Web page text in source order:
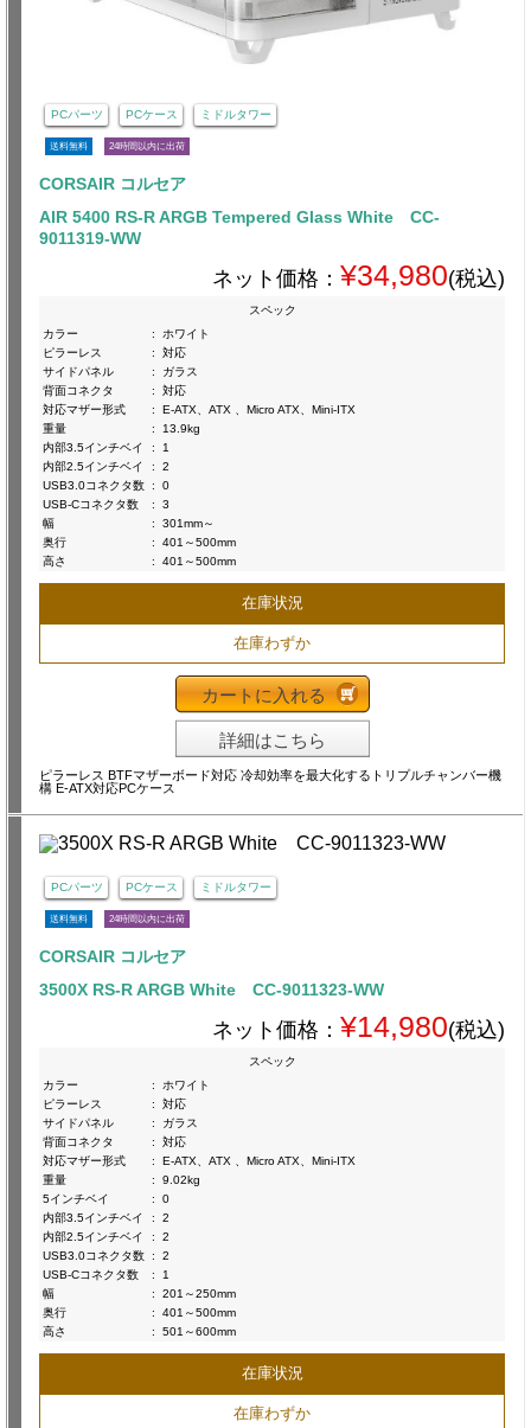
PCパーツ PCケース ミドルタワー
送料無料 24時間以内に出荷
CORSAIR コルセア
AIR 5400 RS-R ARGB Tempered Glass White CC-
9011319-WW
ネット価格： ¥34,980(税込)
スペック
カラー
:
ホワイト
ピラーレス
:
対応
サイドパネル
:
ガラス
背面コネクタ
:
対応
対応マザー形式
:
E-ATX、ATX 、Micro ATX、Mini-ITX
重量
:
13.9kg
内部3.5インチベイ
:
1
内部2.5インチベイ
:
2
USB3.0コネクタ数 :
0
USB-Cコネクタ数
:
3
幅
:
301mm～
奥行
:
401～500mm
高さ
: 401～500mm
在庫状況
在庫わずか
カートに入れる
詳細はこちら
ピラーレス BTFマザーボード対応 冷却効率を最大化するトリプルチャンバー機
構 E-ATX対応PCケース
PCパーツ PCケース ミドルタワー
送料無料 24時間以内に出荷
CORSAIR コルセア
3500X RS-R ARGB White CC-9011323-WW
ネット価格： ¥14,980(税込)
スペック
カラー
:
ホワイト
ピラーレス
:
対応
サイドパネル
:
ガラス
背面コネクタ
:
対応
対応マザー形式
:
E-ATX、ATX 、Micro ATX、Mini-ITX
重量
:
9.02kg
5インチベイ
:
0
内部3.5インチベイ
:
2
内部2.5インチベイ
:
2
USB3.0コネクタ数 :
2
USB-Cコネクタ数
:
1
幅
:
201～250mm
奥行
:
401～500mm
高さ
: 501～600mm
在庫状況
在庫わずか